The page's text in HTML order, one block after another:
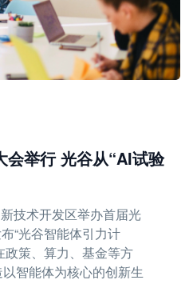
会举行 光谷从“AI试验
技术开发区举办首届光
“光谷智能体引力计
政策、算力、基金等方
智能体为核心的创新生